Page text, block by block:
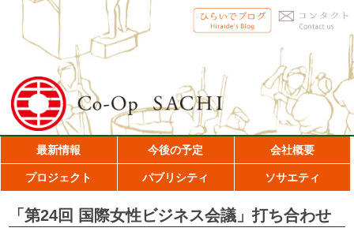
最新情報 今後の予定 会社概要
プロジェクト パブリシティ ソサエティ
「第24回 国際女性ビジネス会議」打ち合わせ